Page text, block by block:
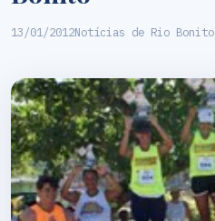
13/01/2012Notícias de Rio Bonito